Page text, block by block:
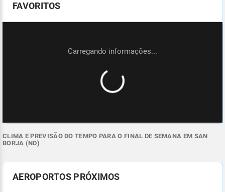
FAVORITOS
CLIMA E PREVISÃO DO TEMPO PARA O FINAL DE SEMANA EM SAN
BORJA (ND)
AEROPORTOS PRÓXIMOS